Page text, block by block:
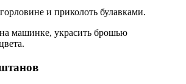
и приколоть булавками.
машинке, украсить брошью